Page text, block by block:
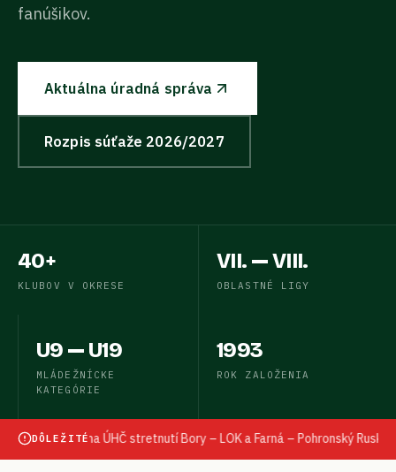
fanúšikov.
Aktuálna úradná správa
Rozpis súťaže 2026/2027
40+
KLUBOV V OKRESE
VII. — VIII.
OBLASTNÉ LIGY
U9 — U19
MLÁDEŽNÍCKE
KATEGÓRIE
1993
ROK ZALOŽENIA
DÔLEŽITÉ
ÚHČ stretnutí Bory – LOK a Farná – Pohronský Ruskov dňa